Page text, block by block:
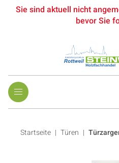
Sie sind aktuell nicht
bevor Sie
Startseite Türen |